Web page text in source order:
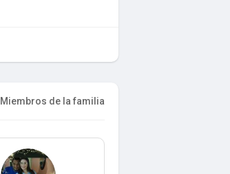
Miembros de la familia